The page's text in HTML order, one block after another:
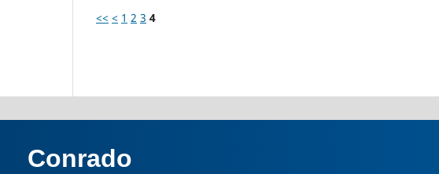
<< < 1 2 3 4
Conrado